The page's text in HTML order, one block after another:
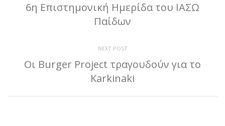
6η Επιστημονική Ημερίδα του ΙΑΣΩ
Παίδων
NEXT POST
Οι Burger Project τραγουδούν για το
Karkinaki